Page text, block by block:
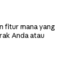
fitur mana yang
Anda atau